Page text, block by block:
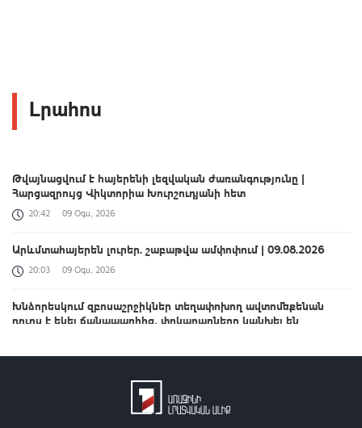
Լրահոս
Թվայնացվում է հայերենի լեզվական ժառանգությունը |
Հարցազրույց Վիկտորիա Խուրշուդյանի հետ
20:42 09 Օգս, 2026
Արևմտահայերեն լուրեր. շաբաթվա ամփոփում | 09.08.2026
20:03 09 Օգս, 2026
Խնձորեսկում զբոսաշրջիկներ տեղափոխող ավտոմեքենան
դուրս է եկել ճանապարհից․ փրկարարները կանխել են
19:25 09 Օգս, 2026
Արարատի մարզի քրեական և Վեդիի համայնքային
ոստիկանները դանակահարության դեպք են բացահայտել